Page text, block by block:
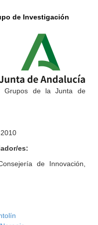
de Investigación
Grupos de la Junta de
es:
de Innovación,